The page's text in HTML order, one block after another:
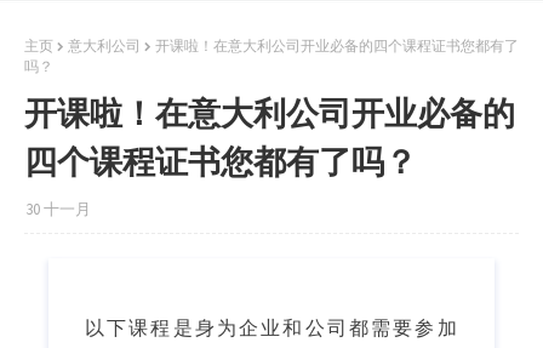
主页 意大利公司
开课啦！在意大利公司开业必备的四个课程证书您都有了
吗？
开课啦！在意大利公司开业必备的
四个课程证书您都有了吗？
30 十一月
以下课程是身为企业和公司都需要参加